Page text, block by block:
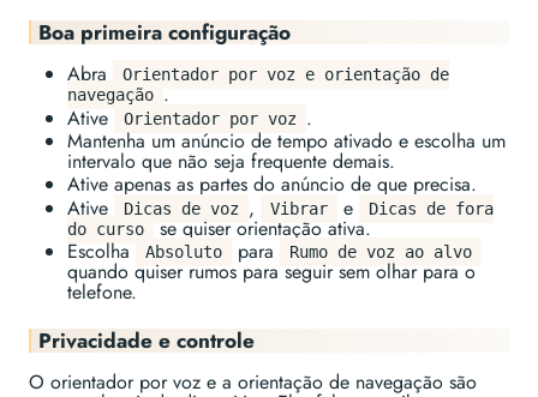
Boa primeira configuração
Abra
Orientador por voz e orientação de
navegação .
Ative
Orientador por voz .
Mantenha um anúncio de tempo ativado e escolha um
intervalo que não seja frequente demais.
Ative apenas as partes do anúncio de que precisa.
Ative
Dicas de voz , Vibrar e
Dicas de fora
do curso
se quiser orientação ativa.
Escolha
Absoluto para Rumo de voz ao alvo
quando quiser rumos para seguir sem olhar para o
telefone.
Privacidade e controle
O orientador por voz e a orientação de navegação são